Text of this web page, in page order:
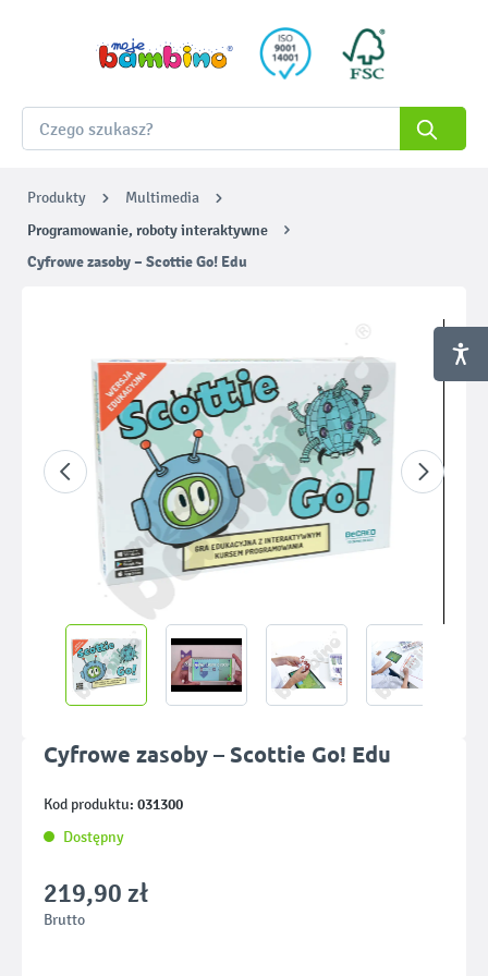
Produkty Multimedia
Programowanie, roboty interaktywne
Cyfrowe zasoby – Scottie Go! Edu
Cyfrowe zasoby – Scottie Go! Edu
Kod produktu: 031300
Dostępny
219,90 zł
Brutto